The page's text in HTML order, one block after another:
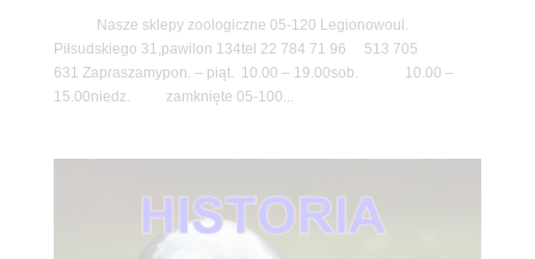
Nasze sklepy zoologiczne 05-120 Legionowoul.
Piłsudskiego 31,pawilon 134tel 22 784 71 96 513 705
631 Zapraszamypon. – piąt. 10.00 – 19.00sob. 10.00 –
15.00niedz. zamknięte 05-100...